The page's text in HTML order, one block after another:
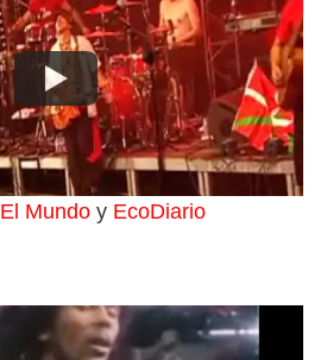
El Mundo y EcoDiario